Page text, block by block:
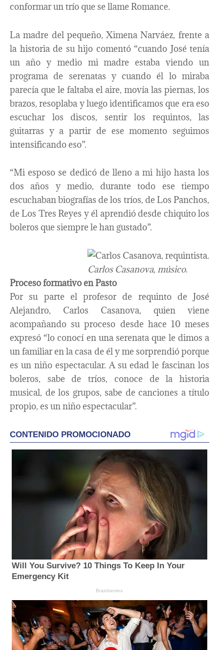
conformar un trío que se llame Romance.
La madre del pequeño, Ximena Narváez, frente a
la historia de su hijo comentó “cuando José tenía
un año y medio mi madre estaba viendo un
programa de serenatas y cuando él lo miraba
parecía que le faltaba el aire, movía las piernas, los
brazos, resoplaba y luego identificamos que era eso
escuchar los discos, sentir los requintos, las
guitarras y a partir de ese momento seguimos
intensificando eso”.
“Mi esposo se dedicó de lleno a mi hijo hasta los
dos años y medio, durante todo ese tiempo
escuchaban biografías de los tríos, de Los Panchos,
de Los Tres Reyes y él aprendió desde chiquito los
boleros que siempre le han gustado”.
Carlos Casanova, músico.
Proceso formativo en Pasto
Por su parte el profesor de requinto de José
Alejandro, Carlos Casanova, quien viene
acompañando su proceso desde hace 10 meses
expresó “lo conocí en una serenata que le dimos a
un familiar en la casa de él y me sorprendió porque
es un niño espectacular. A su edad le fascinan los
boleros, sabe de tríos, conoce de la historia
musical, de los grupos, sabe de canciones a título
propio, es un niño espectacular”.